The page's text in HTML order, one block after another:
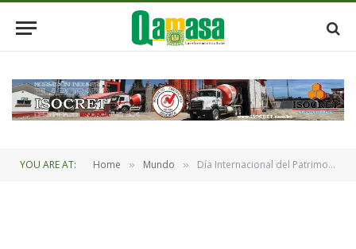
YOU ARE AT: Home » Mundo » Día Internacional del Patrimonio Mundial